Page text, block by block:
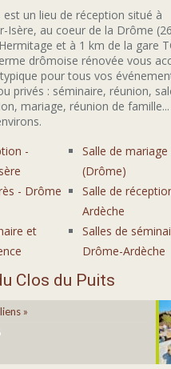
est un lieu de réception situé à
Isère, au coeur de la Drôme
et à 1 km de la gare
drômoise rénovée vous
pour tous vos
privés : séminaire, réunion,
mariage, réunion de
-
- Drôme
et
Salle de mariage
(Drôme)
Salle de
Ardèche
Salles de
Drôme-Ardèche
Clos du Puits
»